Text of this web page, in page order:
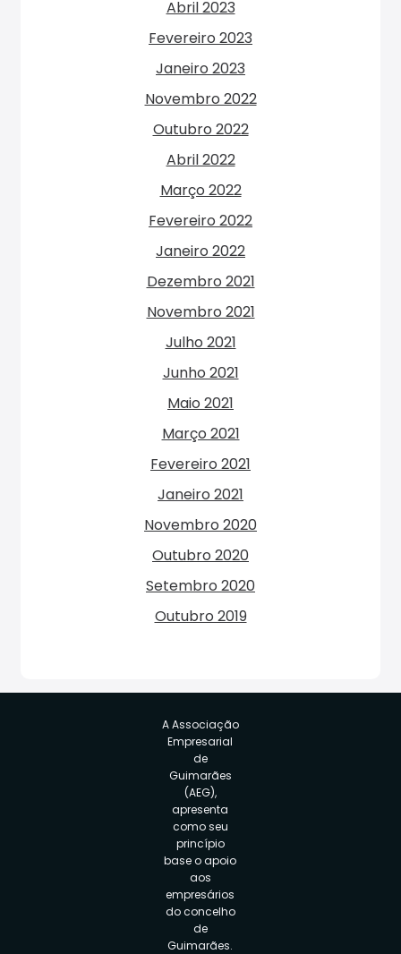
Abril 2023
Fevereiro 2023
Janeiro 2023
Novembro 2022
Outubro 2022
Abril 2022
Março 2022
Fevereiro 2022
Janeiro 2022
Dezembro 2021
Novembro 2021
Julho 2021
Junho 2021
Maio 2021
Março 2021
Fevereiro 2021
Janeiro 2021
Novembro 2020
Outubro 2020
Setembro 2020
Outubro 2019
A Associação
Empresarial
de
Guimarães
(AEG),
apresenta
como seu
princípio
base o apoio
aos
empresários
do concelho
de
Guimarães.